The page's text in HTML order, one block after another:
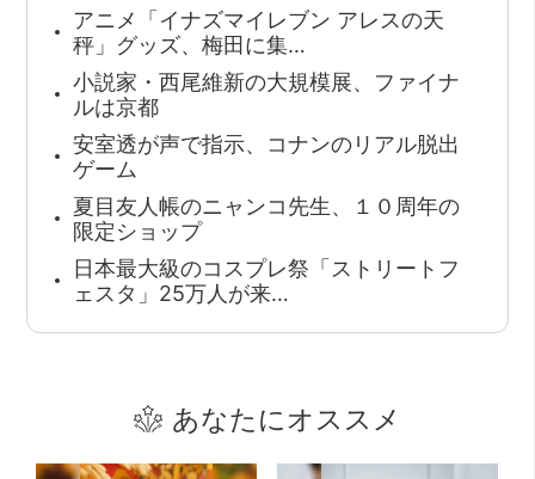
アニメ「イナズマイレブン アレスの天
秤」グッズ、梅田に集…
小説家・西尾維新の大規模展、ファイナ
ルは京都
安室透が声で指示、コナンのリアル脱出
ゲーム
夏目友人帳のニャンコ先生、１０周年の
限定ショップ
日本最大級のコスプレ祭「ストリートフ
ェスタ」25万人が来…
あなたにオススメ